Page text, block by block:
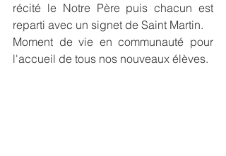
récité le Notre Père puis chacun est
reparti avec un signet de Saint Martin.
Moment de vie en communauté pour
l'accueil de tous nos nouveaux élèves.